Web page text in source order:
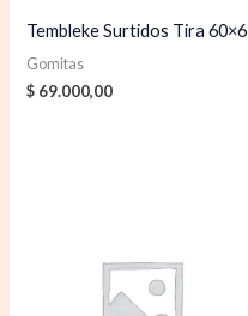
Tembleke Surtidos Tira 60×6
Gomitas
$ 69.000,00